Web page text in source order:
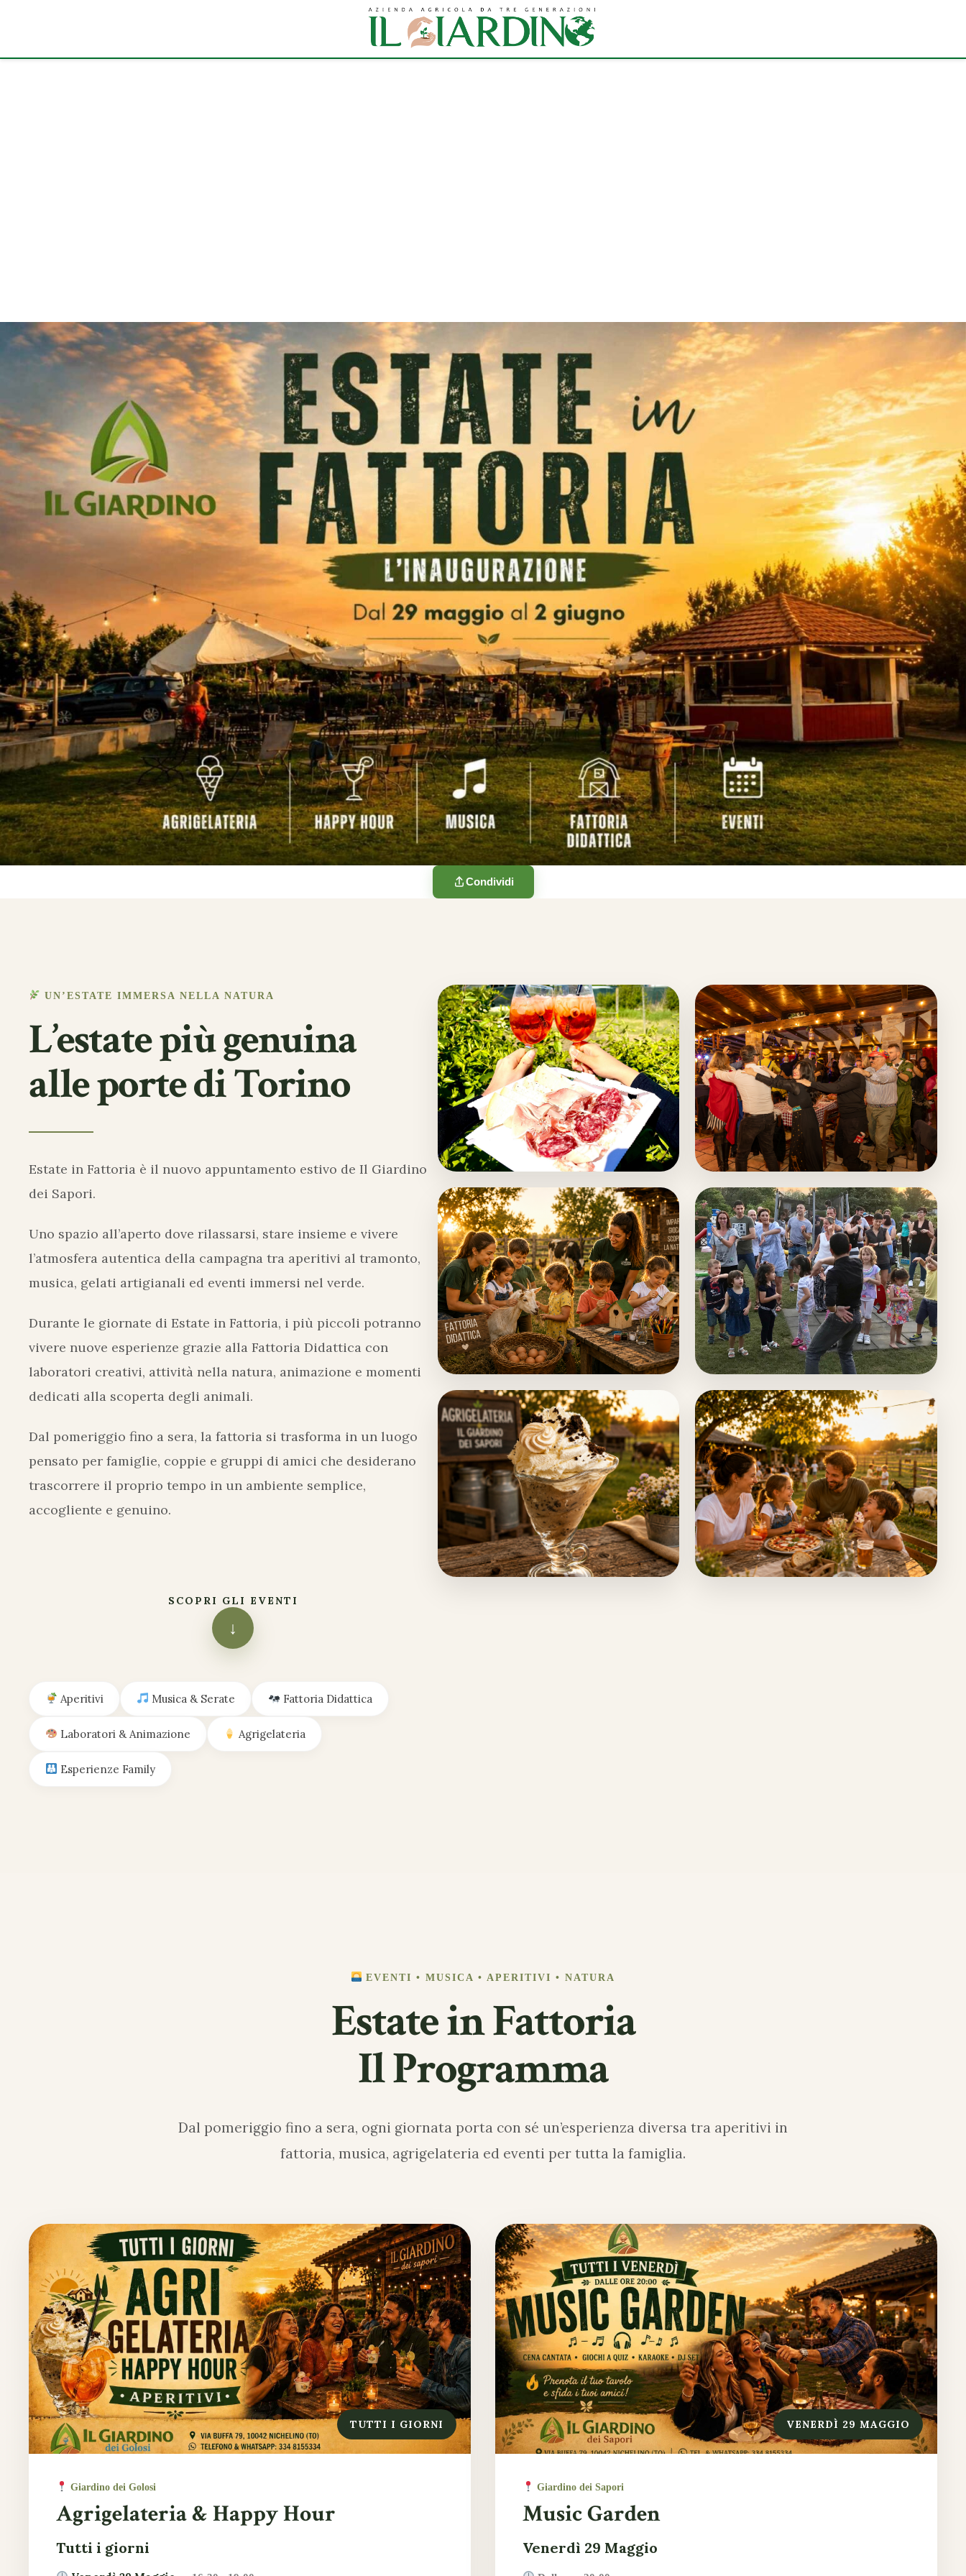
Condividi
UN’ESTATE IMMERSA NELLA NATURA
L’estate più genuina
alle porte di Torino
Estate in Fattoria è il nuovo appuntamento estivo de Il Giardino
dei Sapori.
Uno spazio all’aperto dove rilassarsi, stare insieme e vivere
l’atmosfera autentica della campagna tra aperitivi al tramonto,
musica, gelati artigianali ed eventi immersi nel verde.
Durante le giornate di Estate in Fattoria, i più piccoli potranno
vivere nuove esperienze grazie alla Fattoria Didattica con
laboratori creativi, attività nella natura, animazione e momenti
dedicati alla scoperta degli animali.
Dal pomeriggio fino a sera, la fattoria si trasforma in un luogo
pensato per famiglie, coppie e gruppi di amici che desiderano
trascorrere il proprio tempo in un ambiente semplice,
accogliente e genuino.
SCOPRI GLI EVENTI
↓
Aperitivi Musica & Serate Fattoria Didattica
Laboratori & Animazione Agrigelateria
Esperienze Family
EVENTI • MUSICA • APERITIVI • NATURA
Estate in Fattoria
Il Programma
Dal pomeriggio fino a sera, ogni giornata porta con sé un’esperienza diversa tra aperitivi in
fattoria, musica, agrigelateria ed eventi per tutta la famiglia.
TUTTI I GIORNI
Giardino dei Golosi
Agrigelateria & Happy Hour
Tutti i giorni
VENERDÌ 29 MAGGIO
Giardino dei Sapori
Music Garden
Venerdì 29 Maggio